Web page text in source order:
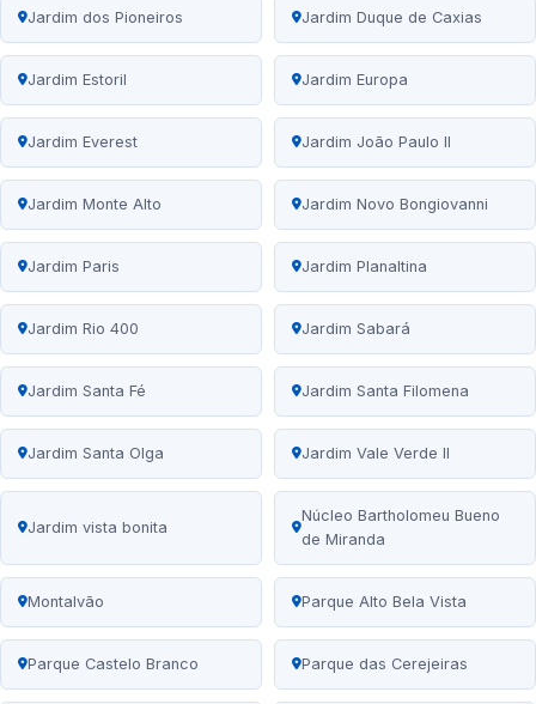
Jardim dos Pioneiros Jardim Duque de Caxias
Jardim Estoril Jardim Europa
Jardim Everest Jardim João Paulo II
Jardim Monte Alto Jardim Novo Bongiovanni
Jardim Paris Jardim Planaltina
Jardim Rio 400 Jardim Sabará
Jardim Santa Fé Jardim Santa Filomena
Jardim Santa Olga Jardim Vale Verde II
Jardim vista bonita
Núcleo Bartholomeu Bueno
de Miranda
Montalvão Parque Alto Bela Vista
Parque Castelo Branco Parque das Cerejeiras